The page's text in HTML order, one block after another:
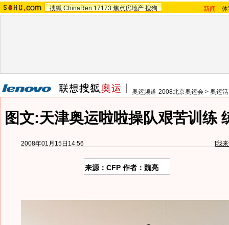
搜狐 ChinaRen 17173 焦点房地产 搜狗 新闻 -
奥运频道-2008北京奥运会 > 奥运
图文:天津奥运啦啦操队艰苦训练
2008年01月15日14:56 [我
来源：CFP 作者：魏亮